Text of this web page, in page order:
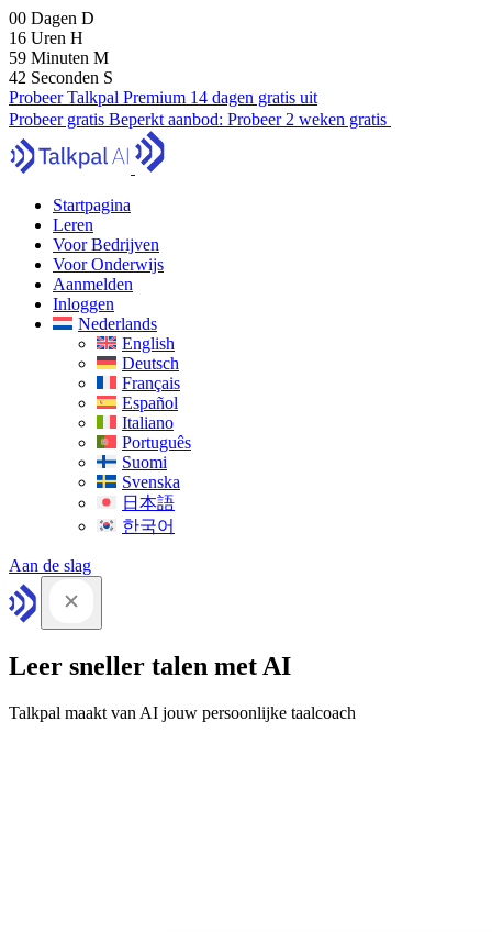
00 Dagen D
16 Uren H
59 Minuten M
41 Seconden S
Probeer Talkpal Premium 14 dagen gratis uit
Probeer gratis Beperkt aanbod: Probeer 2 weken gratis
Startpagina
Leren
Voor Bedrijven
Voor Onderwijs
Aanmelden
Inloggen
Nederlands
English
Deutsch
Français
Español
Italiano
Português
Suomi
Svenska
日本語
한국어
Aan de slag
Leer sneller talen met AI
Talkpal maakt van AI jouw persoonlijke taalcoach